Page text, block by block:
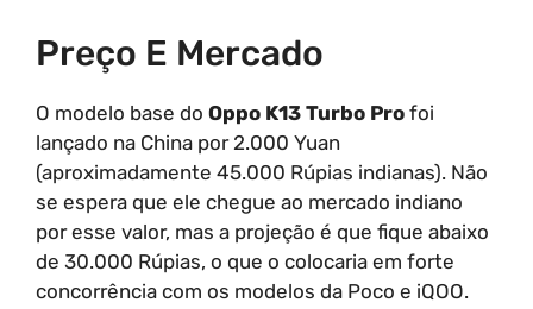
Preço E Mercado
O modelo base do Oppo K13 Turbo Pro foi
lançado na China por 2.000 Yuan
(aproximadamente 45.000 Rúpias indianas). Não
se espera que ele chegue ao mercado indiano
por esse valor, mas a projeção é que fique abaixo
de 30.000 Rúpias, o que o colocaria em forte
concorrência com os modelos da Poco e iQOO.